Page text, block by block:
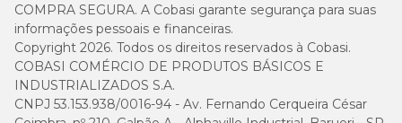
COMPRA SEGURA. A Cobasi garante segurança para suas
informações pessoais e financeiras.
Copyright 2026. Todos os direitos reservados à Cobasi.
COBASI COMÉRCIO DE PRODUTOS BÁSICOS E
INDUSTRIALIZADOS S.A.
CNPJ 53.153.938/0016-94 - Av. Fernando Cerqueira César